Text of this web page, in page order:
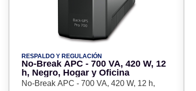
RESPALDO Y REGULACIÓN
No-Break APC - 700 VA, 420 W, 12
h, Negro, Hogar y Oficina
No-Break APC - 700 VA, 420 W, 12 h,